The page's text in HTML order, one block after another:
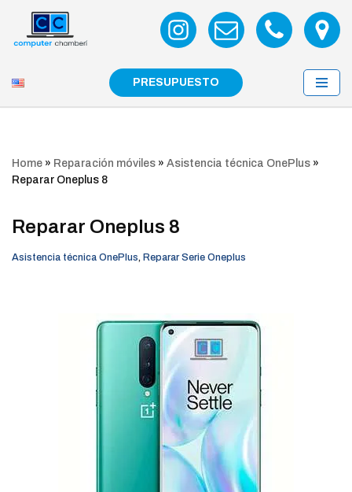
Saltar
PRESUPUESTO
Home » Reparación móviles » Asistencia técnica OnePlus »
Reparar Oneplus 8
Reparar Oneplus 8
Asistencia técnica OnePlus, Reparar Serie Oneplus